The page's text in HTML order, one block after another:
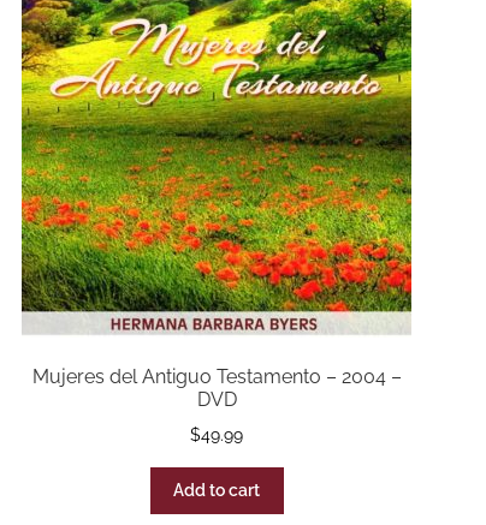
Mujeres del Antiguo Testamento – 2004 –
DVD
$49.99
Add to cart